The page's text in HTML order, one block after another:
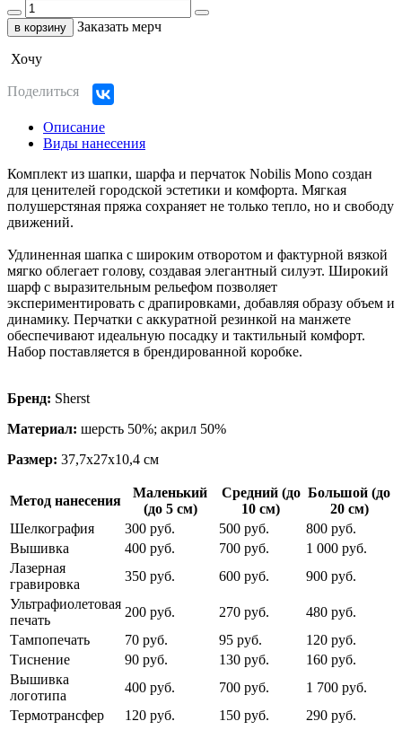
в корзину Заказать мерч
Хочу
Поделиться
Описание
Виды нанесения
Комплект из шапки, шарфа и перчаток Nobilis Mono создан
для ценителей городской эстетики и комфорта. Мягкая
полушерстяная пряжа сохраняет не только тепло, но и свободу
движений.
Удлиненная шапка с широким отворотом и фактурной вязкой
мягко облегает голову, создавая элегантный силуэт. Широкий
шарф с выразительным рельефом позволяет
экспериментировать с драпировками, добавляя образу объем и
динамику. Перчатки с аккуратной резинкой на манжете
обеспечивают идеальную посадку и тактильный комфорт.
Набор поставляется в брендированной коробке.
Бренд: Sherst
Материал: шерсть 50%; акрил 50%
Размер: 37,7х27х10,4 см
Метод нанесения
Маленький
(до 5 см)
Средний (до
10 см)
Большой (до
20 см)
Шелкография
300 руб. 500 руб.
800 руб.
Вышивка
400 руб. 700 руб.
1 000 руб.
Лазерная
гравировка
350 руб. 600 руб.
900 руб.
Ультрафиолетовая
печать
200 руб. 270 руб.
480 руб.
Тампопечать
70 руб. 95 руб.
120 руб.
Тиснение
90 руб. 130 руб.
160 руб.
Вышивка
логотипа
400 руб. 700 руб.
1 700 руб.
Термотрансфер
120 руб. 150 руб.
290 руб.